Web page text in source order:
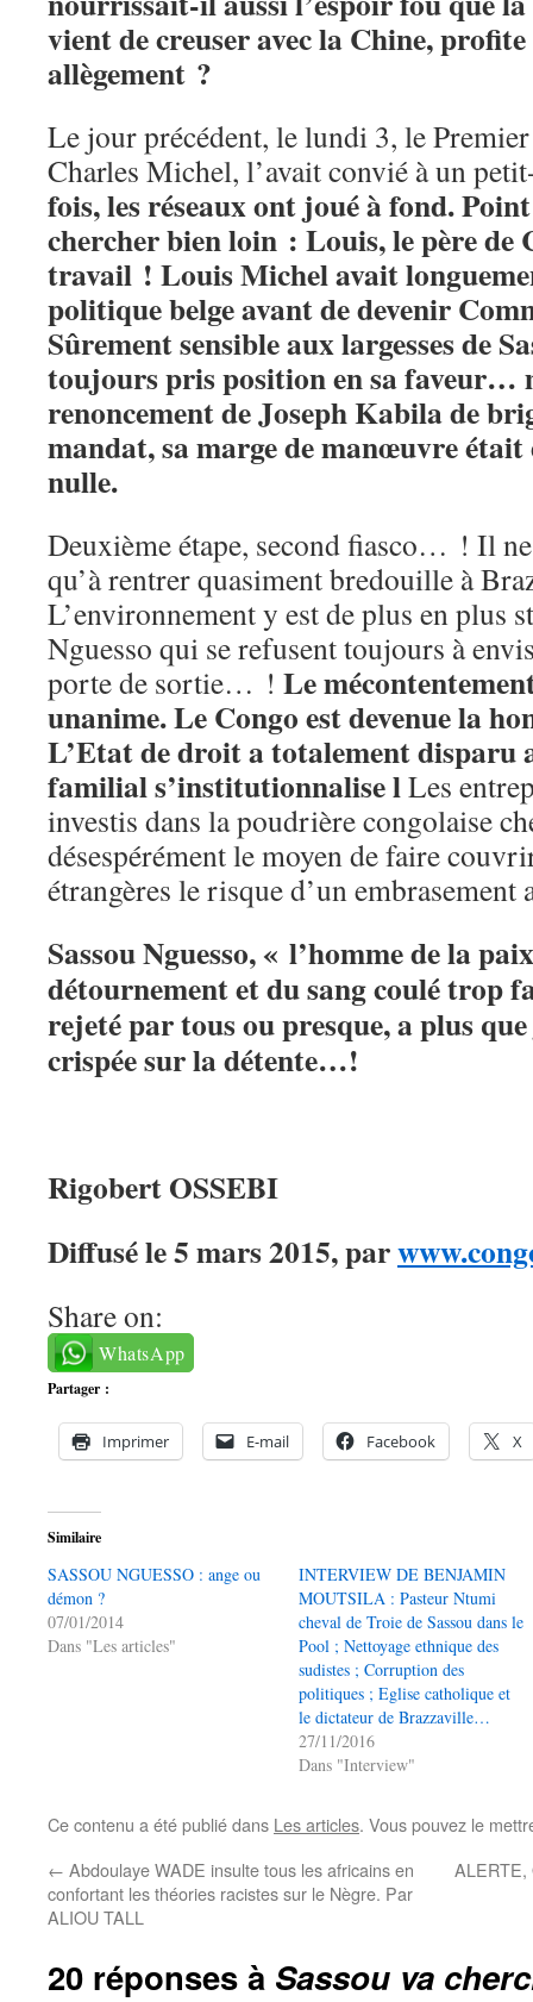
vient de creuser avec la Chine, profite
allègement ?
Le jour précédent, le lundi 3, le
Charles Michel, l’avait convié à un
fois, les réseaux ont joué à fond.
chercher bien loin : Louis, le père de
travail ! Louis Michel avait
politique belge avant de devenir
Sûrement sensible aux largesses de
toujours pris position en sa faveur…
renoncement de Joseph Kabila de
mandat, sa marge de manœuvre était
nulle.
Deuxième étape, second fiasco… ! Il
qu’à rentrer quasiment bredouille à
L’environnement y est de plus en plus
Nguesso qui se refusent toujours à
porte de sortie… ! Le
unanime. Le Congo est devenue la
L’Etat de droit a totalement disparu
familial s’institutionnalise lLes
investis dans la poudrière congolaise
désespérément le moyen de faire
étrangères le risque d’un embrasement
Sassou Nguesso, « l’homme de la
détournement et du sang coulé trop
rejeté par tous ou presque, a plus
crispée sur la détente…!
Rigobert OSSEBI
Diffusé le 5 mars 2015, par
Share on:
WhatsApp
Partager :
Imprimer E-mail Facebook X
Similaire
SASSOU NGUESSO : ange ou
démon ?
07/01/2014
Dans "Les articles"
INTERVIEW DE BENJAMIN
MOUTSILA : Pasteur Ntumi
cheval de Troie de Sassou dans le
Pool ; Nettoyage ethnique des
sudistes ; Corruption des
politiques ; Eglise catholique et
le dictateur de Brazzaville…
27/11/2016
Dans "Interview"
Ce contenu a été publié dans Les articles. Vous pouvez le
← Abdoulaye WADE insulte tous les africains en
confortant les théories racistes sur le Nègre. Par
ALIOU TALL
ALERTE,
20 réponses à Sassou va